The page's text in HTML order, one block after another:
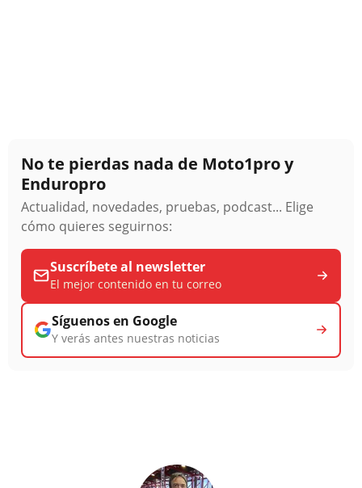
No te pierdas nada de Moto1pro y
Enduropro
Actualidad, novedades, pruebas, podcast... Elige
cómo quieres seguirnos:
Suscríbete al newsletter
El mejor contenido en tu correo
Síguenos en Google
Y verás antes nuestras noticias